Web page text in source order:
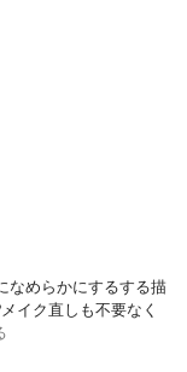
なめらかにするする描
イク直しも不要なく